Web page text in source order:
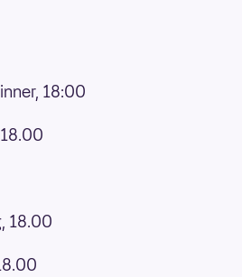
18:00
18.00